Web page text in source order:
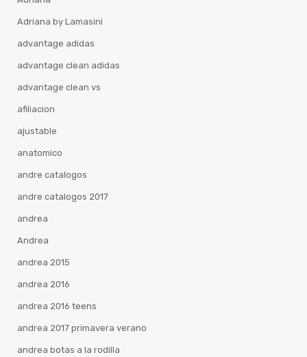
Adriana by Lamasini
advantage adidas
advantage clean adidas
advantage clean vs
afiliacion
ajustable
anatomico
andre catalogos
andre catalogos 2017
andrea
Andrea
andrea 2015
andrea 2016
andrea 2016 teens
andrea 2017 primavera verano
andrea botas a la rodilla